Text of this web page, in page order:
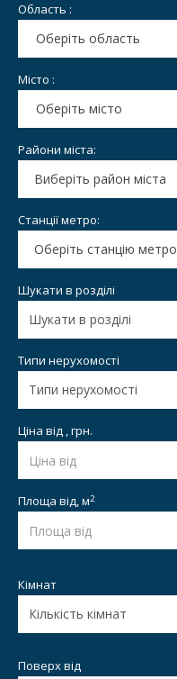
Область :
Оберіть область
Місто :
Оберіть місто
Райони міста:
Виберіть район міста
Станції метро:
Оберіть станцію метро
Шукати в розділі
Типи нерухомості
Ціна від , грн.
Площа від,м2
Кімнат
Поверх від